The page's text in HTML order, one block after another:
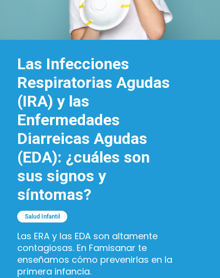
Las Infecciones
Respiratorias Agudas
(IRA) y las
Enfermedades
Diarreicas Agudas
(EDA): ¿cuáles son
sus signos y
síntomas?
Salud Infantil
Las ERA y las EDA son altamente
contagiosas. En Famisanar te
enseñamos cómo prevenirlas en la
primera infancia.